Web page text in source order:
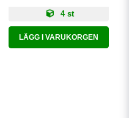
4 st
LÄGG I VARUKORGEN